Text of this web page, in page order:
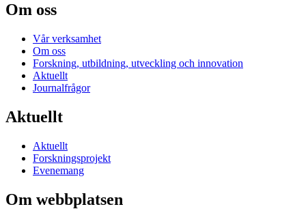
Om oss
Vår verksamhet
Om oss
Forskning, utbildning, utveckling och innovation
Aktuellt
Journalfrågor
Aktuellt
Aktuellt
Forskningsprojekt
Evenemang
Om webbplatsen